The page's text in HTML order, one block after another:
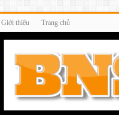
Giới thiệu Trang chủ